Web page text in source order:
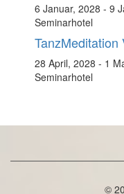
6 Januar, 2028 - 9
Seminarhotel
TanzMeditation
28 April, 2028 - 1
Seminarhotel
©